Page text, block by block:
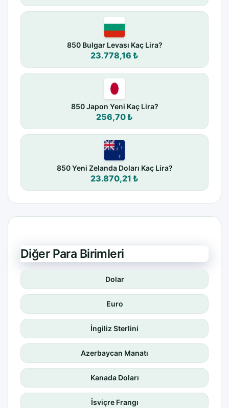
850 Bulgar Levası Kaç Lira?
23.778,16 ₺
850 Japon Yeni Kaç Lira?
256,70 ₺
850 Yeni Zelanda Doları Kaç Lira?
23.870,21 ₺
Diğer Para Birimleri
Dolar
Euro
İngiliz Sterlini
Azerbaycan Manatı
Kanada Doları
İsviçre Frangı